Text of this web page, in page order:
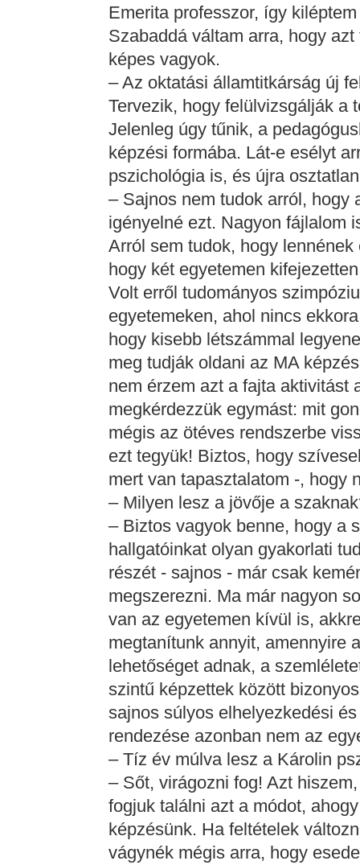
Emerita professzor, így
Szabaddá váltam arra, hogy
képes vagyok.
– Az oktatási államtitkárság új
Tervezik, hogy felülvizsgálják a
Jelenleg úgy tűnik, a
képzési formába. Lát-e esélyt
pszichológia is, és újra
– Sajnos nem tudok arról, hogy
igényelné ezt. Nagyon fájlalom
Arról sem tudok, hogy
hogy két egyetemen
Volt erről tudományos
egyetemeken, ahol nincs
hogy kisebb létszámmal
meg tudják oldani az MA
nem érzem azt a fajta aktivitást
megkérdezzük egymást: mit
mégis az ötéves rendszerbe
ezt tegyük! Biztos, hogy
mert van tapasztalatom -, hogy
– Milyen lesz a jövője a
– Biztos vagyok benne, hogy a
hallgatóinkat olyan gyakorlati
részét - sajnos - már csak
megszerezni. Ma már nagyon
van az egyetemen kívül is,
megtanítunk annyit, amennyire
lehetőséget adnak, a
szintű képzettek között
sajnos súlyos elhelyezkedési
rendezése azonban nem az
– Tíz év múlva lesz a Károlin
– Sőt, virágozni fog! Azt
fogjuk találni azt a módot,
képzésünk. Ha feltételek
vágynék mégis arra, hogy